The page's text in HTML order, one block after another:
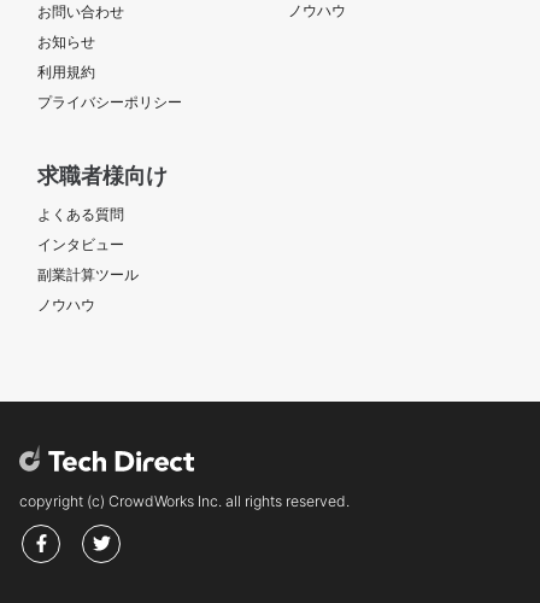
お問い合わせ
お知らせ
利用規約
プライバシーポリシー
ノウハウ
求職者様向け
よくある質問
インタビュー
副業計算ツール
ノウハウ
copyright (c) CrowdWorks Inc. all rights reserved.